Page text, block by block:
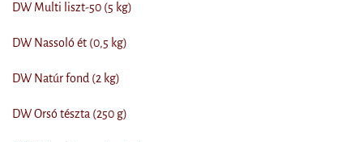
DW Multi liszt-50 (5 kg)
DW Nassoló ét (0,5 kg)
DW Natúr fond (2 kg)
DW Orsó tészta (250 g)